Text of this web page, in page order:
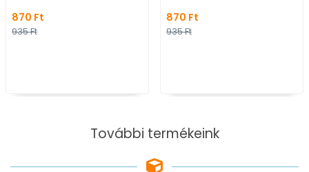
Mesefigurás, állatos
870 Ft
935 Ft
870 Ft
935 Ft
További termékeink